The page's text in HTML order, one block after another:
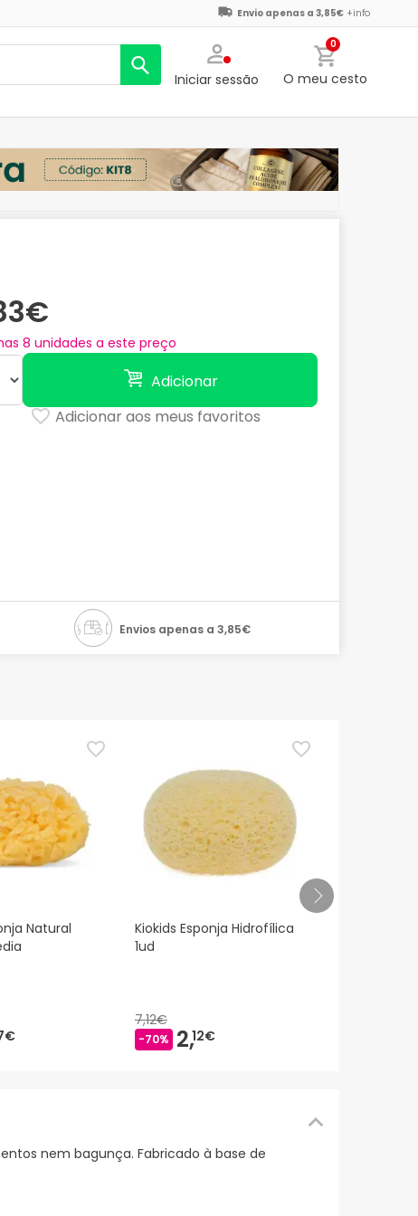
Envio apenas a 3,85€ +info
Iniciar sessão
0
O meu cesto
8 unidades a este preço
Adicionar
Adicionar aos meus favoritos
Envios apenas a 3,85€
Natural
Kiokids Esponja Hidrofílica
1ud
7,12€
-70% 2,12€
nem bagunça. Fabricado à base de